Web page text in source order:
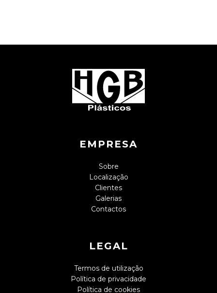
EMPRESA
Sobre
Localização
Clientes
Galerias
Contactos
LEGAL
Termos de utilização
Política de privacidade
Política de cookies